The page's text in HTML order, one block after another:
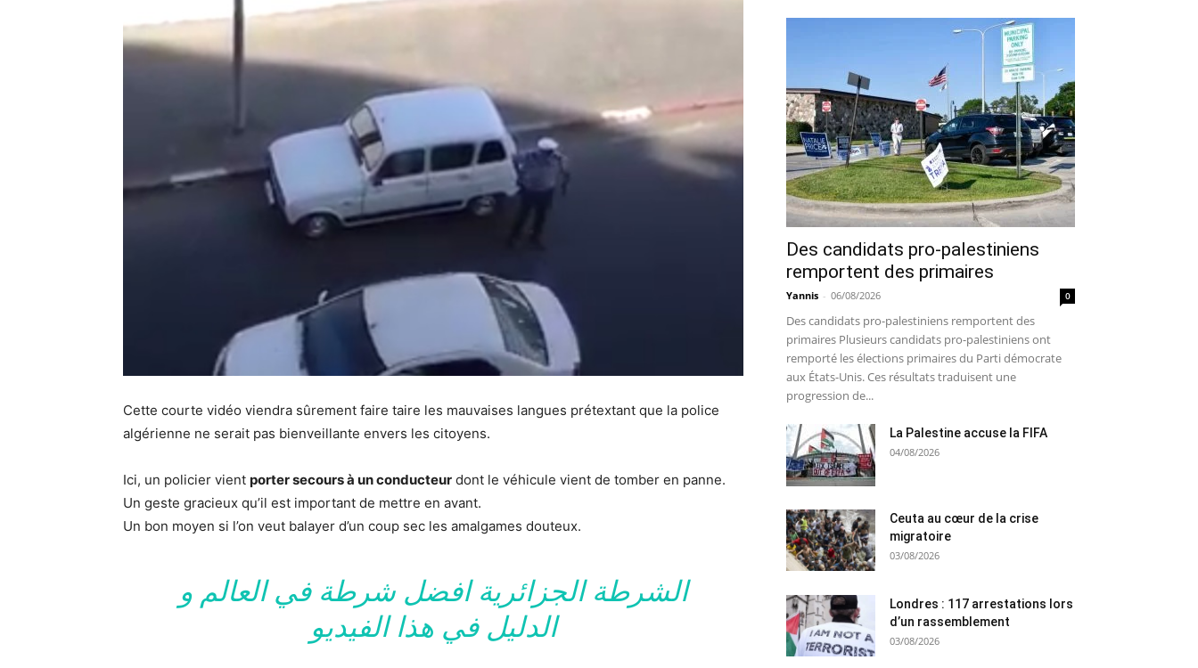
Cette courte vidéo viendra sûrement faire taire les mauvaises langues prétextant que la police
algérienne ne serait pas bienveillante envers les citoyens.
Ici, un policier vient porter secours à un conducteur dont le véhicule vient de tomber en panne.
Un geste gracieux qu’il est important de mettre en avant.
Un bon moyen si l’on veut balayer d’un coup sec les amalgames douteux.
الشرطة الجزائرية افضل شرطة في العالم و
الدليل في هذا الفيديو
Des candidats pro-palestiniens
remportent des primaires
Yannis - 06/08/2026 0
Des candidats pro-palestiniens remportent des
primaires Plusieurs candidats pro-palestiniens ont
remporté les élections primaires du Parti démocrate
aux États-Unis. Ces résultats traduisent une
progression de...
La Palestine accuse la FIFA
04/08/2026
Ceuta au cœur de la crise
migratoire
03/08/2026
Londres : 117 arrestations lors
d’un rassemblement
03/08/2026